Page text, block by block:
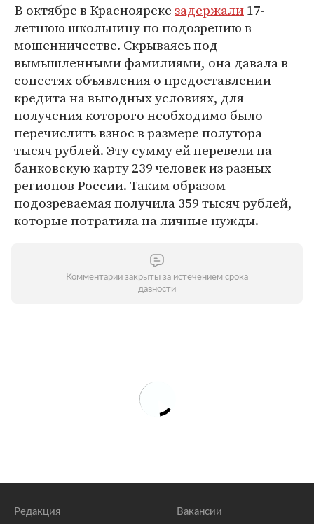
В октябре в Красноярскезадержали17-
летнюю школьницу по подозрению в
мошенничестве. Скрываясь под
вымышленными фамилиями, она давала в
соцсетях объявления о предоставлении
кредита на выгодных условиях, для
получения которого необходимо было
перечислить взнос в размере полутора
тысяч рублей. Эту сумму ей перевели на
банковскую карту 239 человек из разных
регионов России. Таким образом
подозреваемая получила 359 тысяч рублей,
которые потратила на личные нужды.
Комментарии закрыты за истечением срока
давности
Редакция Вакансии